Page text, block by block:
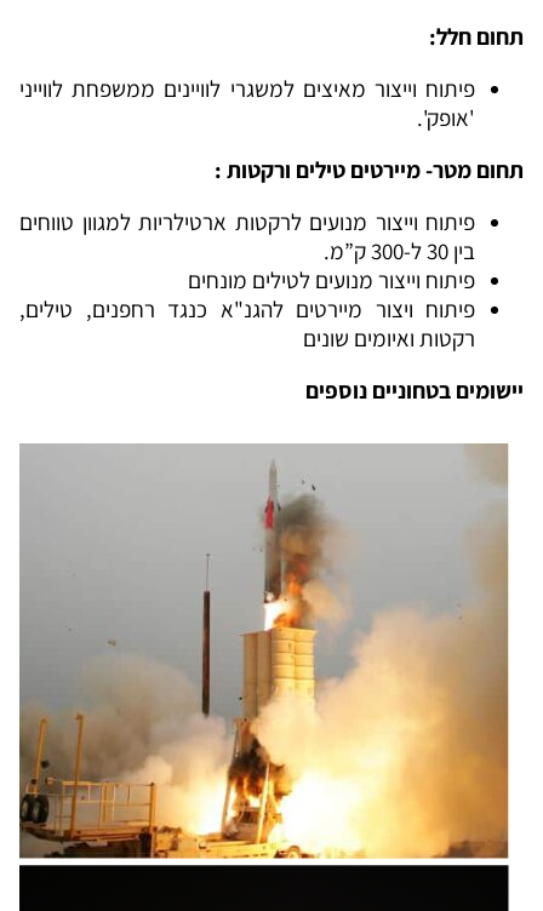
תחום חלל:
פיתוח וייצור מאיצים למשגרי לוויינים ממשפחת לווייני
'אופק'.
תחום מטר- מיירטים טילים ורקטות :
פיתוח וייצור מנועים לרקטות ארטילריות למגוון טווחים
בין 30 ל-300 ק”מ.
פיתוח וייצור מנועים לטילים מונחים
פיתוח ויצור מיירטים להגנ"א כנגד רחפנים, טילים,
רקטות ואיומים שונים
יישומים בטחוניים נוספים